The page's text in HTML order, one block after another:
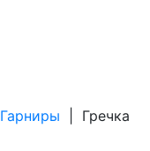
Гарниры Гречка